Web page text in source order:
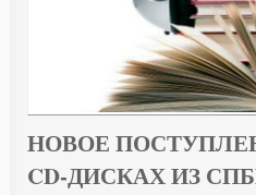
НОВОЕ
CD-ДИСКАХ ИЗ